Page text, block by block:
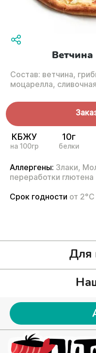
Состав: ветчина,
моцарелла,
КБЖУ
на 100гр
10г
белки
Аллергены: Злаки,
переработки глютена
Срок годности от
Для